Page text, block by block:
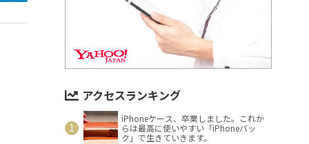
アクセスランキング
iPhoneケース、卒業しました。これか
らは最高に使いやすい「iPhoneバッ
ク」で生きていきます。